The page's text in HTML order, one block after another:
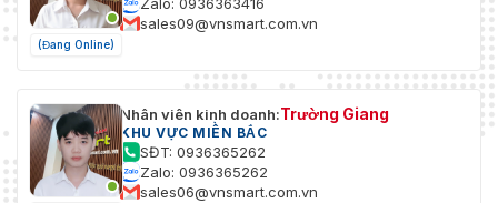
(Đang Online)
sales09@vnsmart.com.vn
Nhân viên kinh doanh:Trường Giang
KHU VỰC MIỀN BẮC
SĐT: 0936365262
Zalo: 0936365262
sales06@vnsmart.com.vn